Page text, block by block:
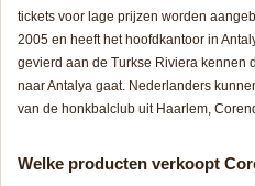
tickets voor lage prijzen worden
2005 en heeft het hoofdkantoor in
gevierd aan de Turkse Riviera kennen
naar Antalya gaat. Nederlanders
van de honkbalclub uit Haarlem,
Welke producten verkoopt